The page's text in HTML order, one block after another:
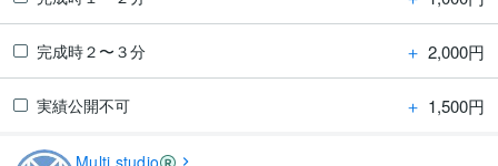
完成時２〜３分 ＋ 2,000円
実績公開不可 ＋ 1,500円